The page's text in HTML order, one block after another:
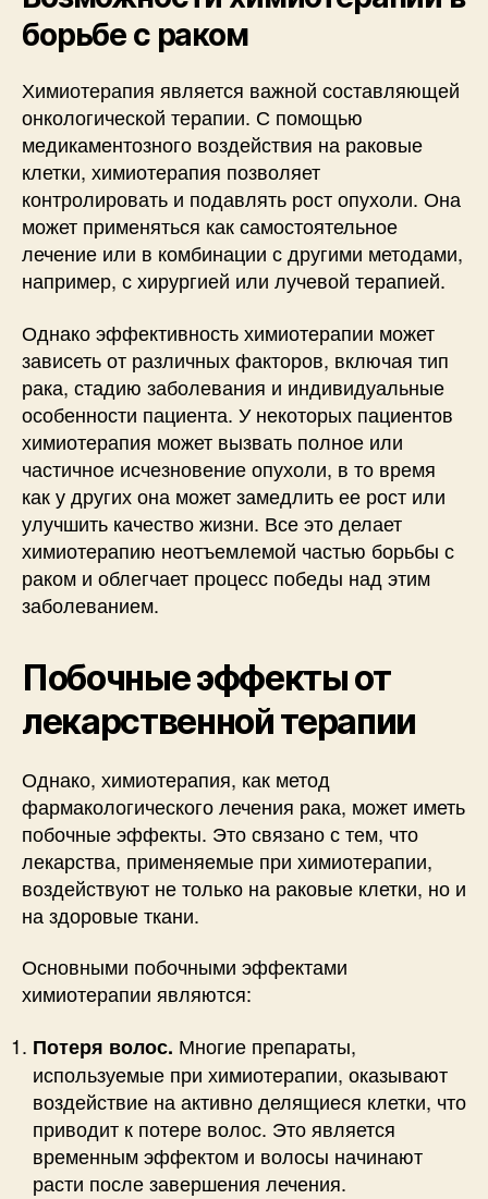
борьбе с раком
Химиотерапия является важной составляющей
онкологической терапии. С помощью
медикаментозного воздействия на раковые
клетки, химиотерапия позволяет
контролировать и подавлять рост опухоли. Она
может применяться как самостоятельное
лечение или в комбинации с другими методами,
например, с хирургией или лучевой терапией.
Однако эффективность химиотерапии может
зависеть от различных факторов, включая тип
рака, стадию заболевания и индивидуальные
особенности пациента. У некоторых пациентов
химиотерапия может вызвать полное или
частичное исчезновение опухоли, в то время
как у других она может замедлить ее рост или
улучшить качество жизни. Все это делает
химиотерапию неотъемлемой частью борьбы с
раком и облегчает процесс победы над этим
заболеванием.
Побочные эффекты от
лекарственной терапии
Однако, химиотерапия, как метод
фармакологического лечения рака, может иметь
побочные эффекты. Это связано с тем, что
лекарства, применяемые при химиотерапии,
воздействуют не только на раковые клетки, но и
на здоровые ткани.
Основными побочными эффектами
химиотерапии являются:
Потеря волос. Многие препараты,
используемые при химиотерапии, оказывают
воздействие на активно делящиеся клетки, что
приводит к потере волос. Это является
временным эффектом и волосы начинают
расти после завершения лечения.